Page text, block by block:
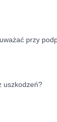
przy
uszkodzeń?